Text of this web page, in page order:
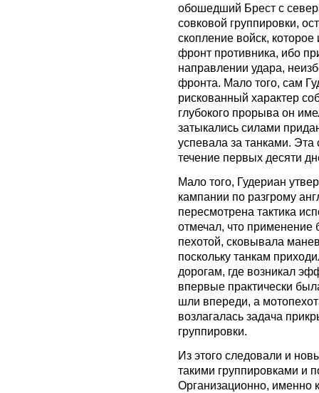
обошедший Брест с
совковой группировки,
скопление войск,
фронт противника, ибо
направлении удара,
фронта. Мало того, сам
рискованный характер
глубокого прорыва он
затыкались силами
успевала за танками. Эта
течение первых десяти
Мало того, Гудериан
кампании по разгрому
пересмотрена тактика
отмечал, что применение
пехотой, сковывала
поскольку танкам
дорогам, где возникал
впервые практически
шли впереди, а
возлагалась задача
группировки.
Из этого следовали и
такими группировками и
Организационно, именно